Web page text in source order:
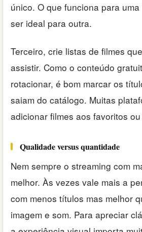
único. O que funciona para
ser ideal para outra.
Terceiro, crie listas de filmes
assistir. Como o conteúdo
rotacionar, é bom marcar os
saiam do catálogo. Muitas
adicionar filmes aos favoritos
Qualidade versus quantidade
Nem sempre o streaming com
melhor. Às vezes vale mais a
com menos títulos mas melhor
imagem e som. Para apreciar